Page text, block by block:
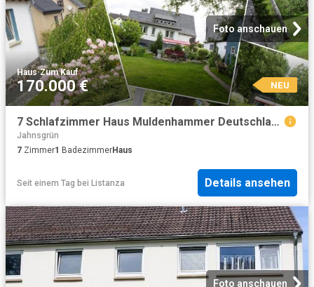
Foto anschauen
Haus·Zum Kauf
170.000 € NEU
7 Schlafzimmer Haus Muldenhammer Deutschland 104805078
Jahnsgrün
7 Zimmer1 BadezimmerHaus
Seit einem Tag bei Listanza Details ansehen
Foto anschauen